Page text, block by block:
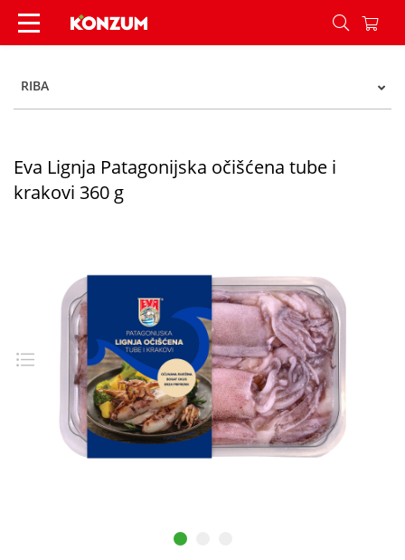
Eva Lignja Patagonijska očišćena tube i krakovi
RIBA
Eva Lignja Patagonijska očišćena tube i
krakovi 360 g